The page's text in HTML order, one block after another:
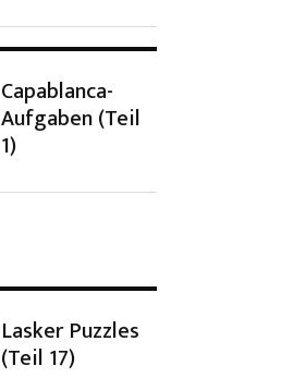
Capablanca-
Aufgaben (Teil
1)
Lasker Puzzles
(Teil 17)